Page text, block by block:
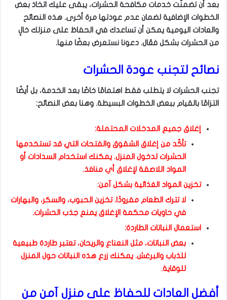
بعد أن تضمنّت خدمات مكافحة الحشرات، يبقى عليك اتخاذ بعض
الخطوات الإضافية لضمان عدم عودتها مرة أخرى. هذه النصائح
والعادات اليومية يمكن أن تساعدك في الحفاظ على منزلك خالٍ
من الحشرات بشكل فعّال. دعونا نستعرض بعضًا منها.
نصائح لتجنب عودة الحشرات
تجنب الحشرات لا يتطلب فقط اهتمامًا خاصًا بعد الخدمة، بل أيضًا
التزامًا بالقيام ببعض الخطوات البسيطة. وهنا بعض النصائح:
إغلاق جميع المدخلات المحتملة:
تأكّد من إغلاق الشقوق والفتحات التي قد تستخدمها
الحشرات لدخول المنزل. يمكنك استخدام السدادات أو
المواد اللاصقة لإغلاق أي منافذ.
تخزين المواد الغذائية بشكل آمن:
لا تترك الطعام مفرودًا. تخزين الحبوب، والسكر، والبهارات
في حاويات محكمة الإغلاق يمنع جذب الحشرات.
استعمال النباتات الطاردة:
بعض النباتات، مثل النعناع والريحان، تعتبر طاردة طبيعية
للذباب والبرغش. يمكنك زرع هذه النباتات حول المنزل
للوقاية.
أفضل العادات للحفاظ على منزل آمن من